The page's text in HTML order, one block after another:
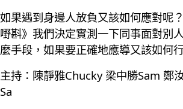
如果遇到身邊人放負又該如何應對呢
嘢斟》我們決定實測一下同事面對別
麼手段，如果要正確地應導又該如何
主持：陳靜雅Chucky 梁中勝Sam 鄭
Sa